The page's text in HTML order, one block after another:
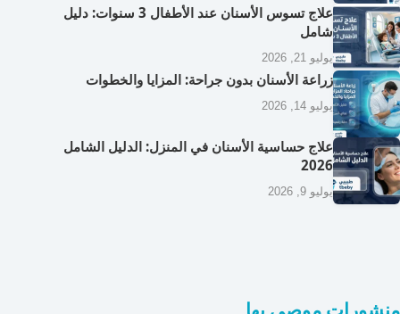
علاج تسوس الأسنان عند الأطفال 3 سنوات: دليل
شامل
يوليو 21, 2026
زراعة الأسنان بدون جراحة: المزايا والخطوات
يوليو 14, 2026
علاج حساسية الأسنان في المنزل: الدليل الشامل
2026
يوليو 9, 2026